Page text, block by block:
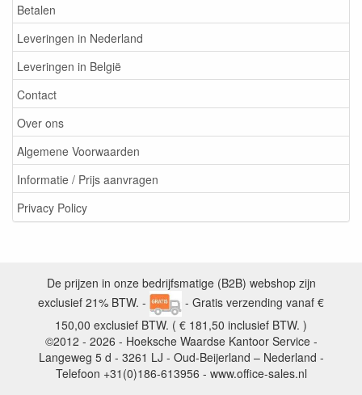
Betalen
Leveringen in Nederland
Leveringen in België
Contact
Over ons
Algemene Voorwaarden
Informatie / Prijs aanvragen
Privacy Policy
De prijzen in onze bedrijfsmatige (B2B) webshop zijn
exclusief 21% BTW. -
- Gratis verzending vanaf €
150,00 exclusief BTW. ( € 181,50 inclusief BTW. )
©2012 - 2026 - Hoeksche Waardse Kantoor Service -
Langeweg 5 d - 3261 LJ - Oud-Beijerland – Nederland -
Telefoon +31(0)186-613956 - www.office-sales.nl